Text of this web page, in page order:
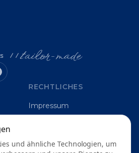
//tailor-made
RECHTLICHES
Impressum
und ähnliche Technologien, um